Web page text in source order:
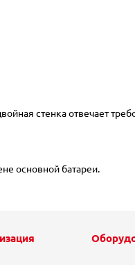
стенка отвечает
основной батареи.